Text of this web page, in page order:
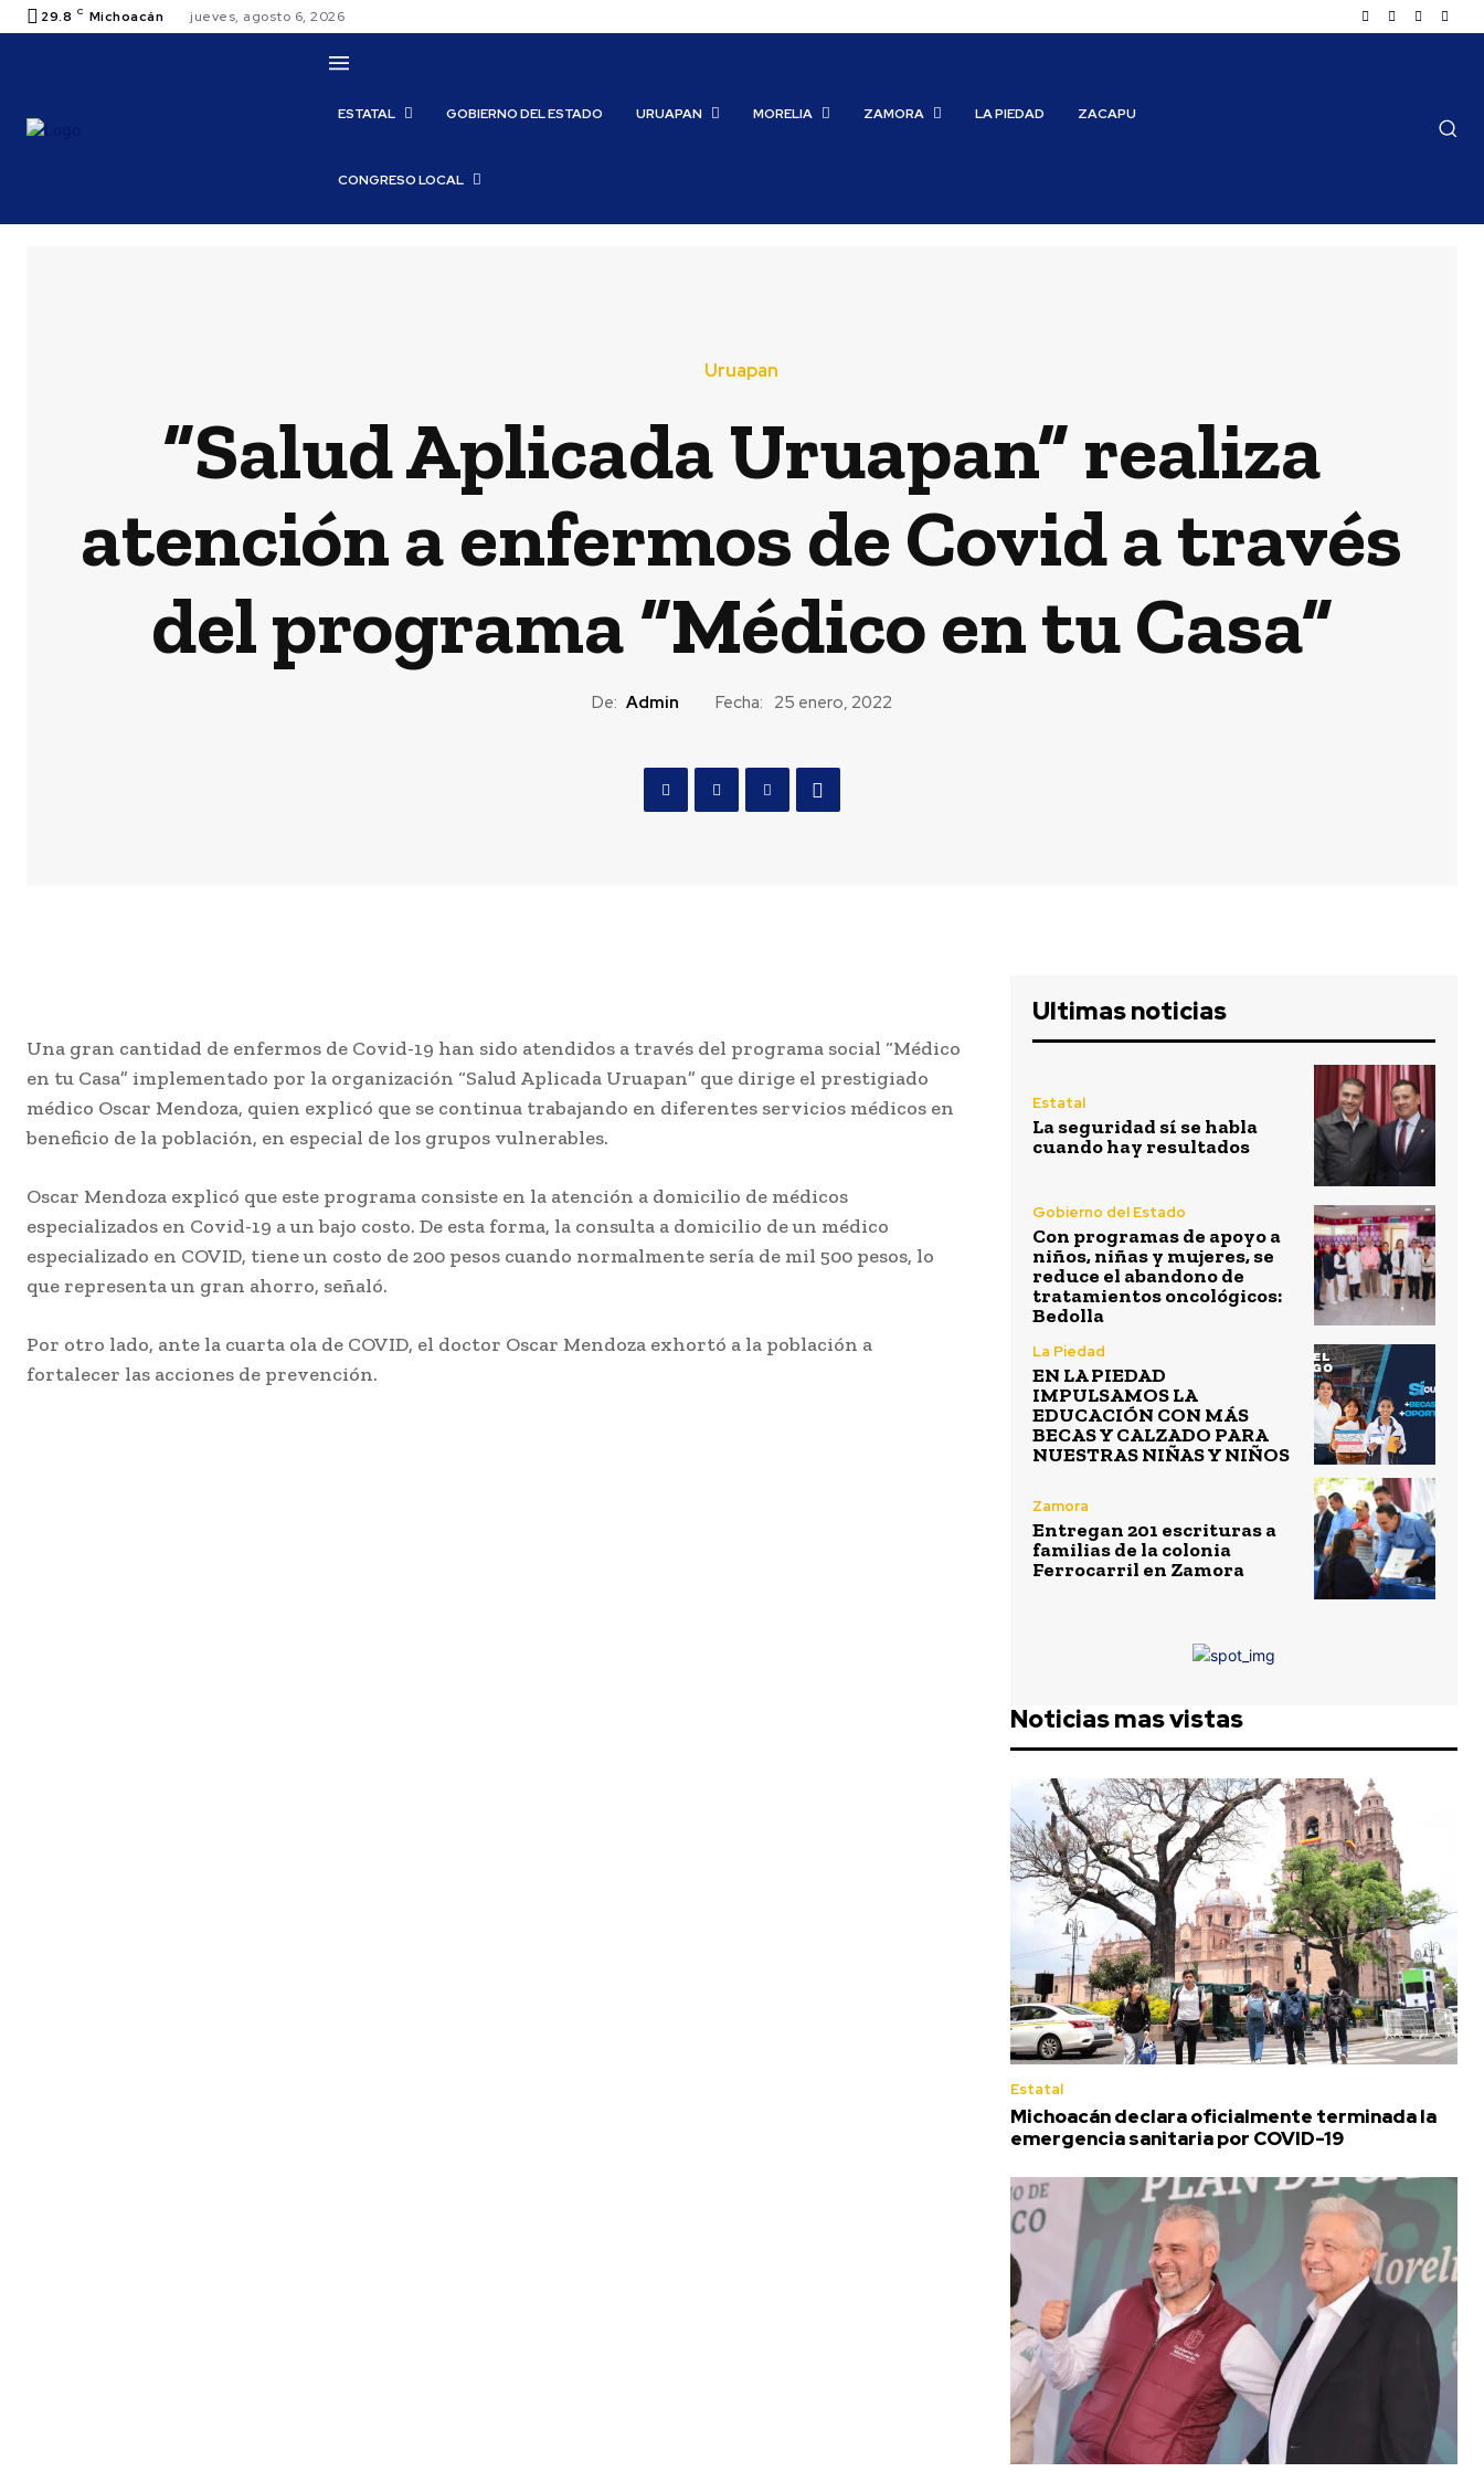
29.8 C Michoacán jueves, agosto 6, 2026
ESTATAL GOBIERNO DEL ESTADO URUAPAN MORELIA ZAMORA LA PIEDAD ZACAPU
CONGRESO LOCAL
Uruapan
“Salud Aplicada Uruapan” realiza
atención a enfermos de Covid a través
del programa “Médico en tu Casa”
De: Admin Fecha: 25 enero, 2022
Una gran cantidad de enfermos de Covid-19 han sido atendidos a través del programa social “Médico
en tu Casa” implementado por la organización “Salud Aplicada Uruapan” que dirige el prestigiado
médico Oscar Mendoza, quien explicó que se continua trabajando en diferentes servicios médicos en
beneficio de la población, en especial de los grupos vulnerables.
Oscar Mendoza explicó que este programa consiste en la atención a domicilio de médicos
especializados en Covid-19 a un bajo costo. De esta forma, la consulta a domicilio de un médico
especializado en COVID, tiene un costo de 200 pesos cuando normalmente sería de mil 500 pesos, lo
que representa un gran ahorro, señaló.
Por otro lado, ante la cuarta ola de COVID, el doctor Oscar Mendoza exhortó a la población a
fortalecer las acciones de prevención.
Ultimas noticias
Estatal
La seguridad sí se habla
cuando hay resultados
Gobierno del Estado
Con programas de apoyo a
niños, niñas y mujeres, se
reduce el abandono de
tratamientos oncológicos:
Bedolla
La Piedad
EN LA PIEDAD
IMPULSAMOS LA
EDUCACIÓN CON MÁS
BECAS Y CALZADO PARA
NUESTRAS NIÑAS Y NIÑOS
Zamora
Entregan 201 escrituras a
familias de la colonia
Ferrocarril en Zamora
Noticias mas vistas
Estatal
Michoacán declara oficialmente terminada la
emergencia sanitaria por COVID-19